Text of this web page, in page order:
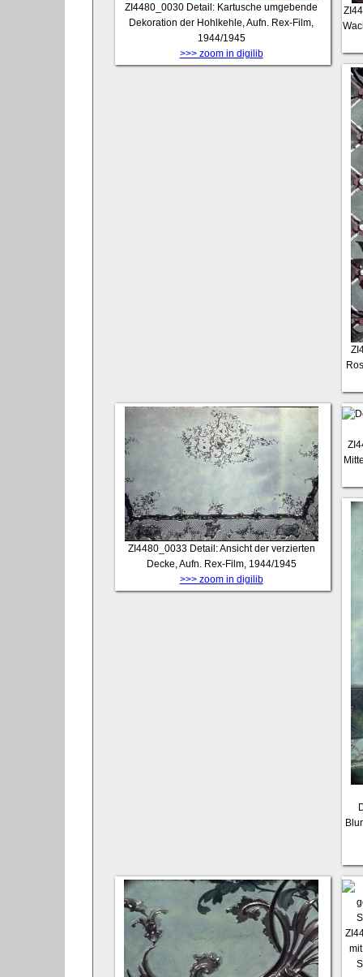
ZI4480_0030 Detail: Kartusche umgebende
Dekoration der Hohlkehle, Aufn. Rex-Film,
1944/1945
>>> zoom in digilib
ZI4480_0033 Detail: Ansicht der verzierten
Decke, Aufn. Rex-Film, 1944/1945
>>> zoom in digilib